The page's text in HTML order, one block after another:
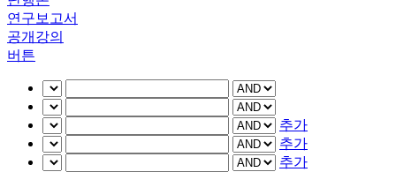
연구보고서
공개강의
버튼
추가
추가
추가